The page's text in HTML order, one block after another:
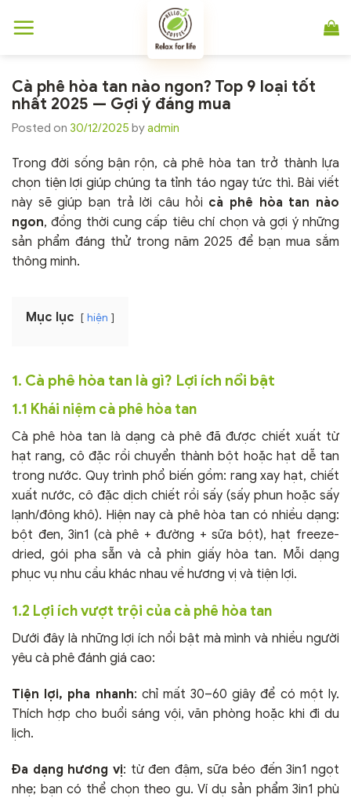
đến
Cà phê hòa tan nào ngon? Top 9 loại tốt
nhất 2025 — Gợi ý đáng mua
Posted on 30/12/2025 byadmin
Trong đời sống bận rộn, cà phê hòa tan trở thành lựa
chọn tiện lợi giúp chúng ta tỉnh táo ngay tức thì. Bài viết
này sẽ giúp bạn trả lời câu hỏi cà phê hòa tan nào
ngon, đồng thời cung cấp tiêu chí chọn và gợi ý những
sản phẩm đáng thử trong năm 2025 để bạn mua sắm
thông minh.
Mục lục hiện
1. Cà phê hòa tan là gì? Lợi ích nổi bật
1.1 Khái niệm cà phê hòa tan
Cà phê hòa tan là dạng cà phê đã được chiết xuất từ
hạt rang, cô đặc rồi chuyển thành bột hoặc hạt dễ tan
trong nước. Quy trình phổ biến gồm: rang xay hạt, chiết
xuất nước, cô đặc dịch chiết rồi sấy (sấy phun hoặc sấy
lạnh/đông khô). Hiện nay cà phê hòa tan có nhiều dạng:
bột đen, 3in1 (cà phê + đường + sữa bột), hạt freeze-
dried, gói pha sẵn và cả phin giấy hòa tan. Mỗi dạng
phục vụ nhu cầu khác nhau về hương vị và tiện lợi.
1.2 Lợi ích vượt trội của cà phê hòa tan
Dưới đây là những lợi ích nổi bật mà mình và nhiều người
yêu cà phê đánh giá cao:
Tiện lợi, pha nhanh: chỉ mất 30–60 giây để có một ly.
Thích hợp cho buổi sáng vội, văn phòng hoặc khi đi du
lịch.
Đa dạng hương vị: từ đen đậm, sữa béo đến 3in1 ngọt
nhẹ; bạn có thể chọn theo gu. Ví dụ sản phẩm 3in1 phù